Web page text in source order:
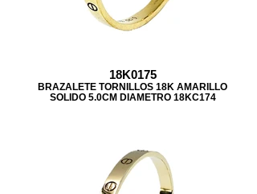
18K0175
BRAZALETE TORNILLOS 18K AMARILLO
SOLIDO 5.0CM DIAMETRO 18KC174